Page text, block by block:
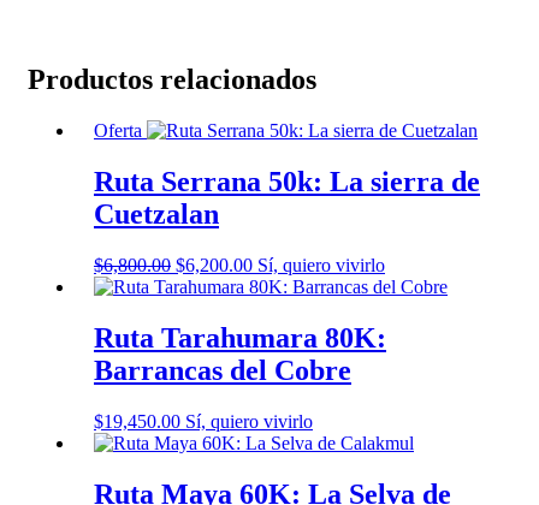
Productos relacionados
Oferta
Ruta Serrana 50k: La sierra de
Cuetzalan
$6,800.00 El
precio
era:
$6,800.00.
$6,200.00El
precio
$6,200.00.
Sí, quiero vivirloEste
producto
variantes.
pueden
elegir
Ruta Tarahumara 80K:
Barrancas del Cobre
$19,450.00 Sí, quiero vivirlo
Ruta Maya 60K: La Selva de